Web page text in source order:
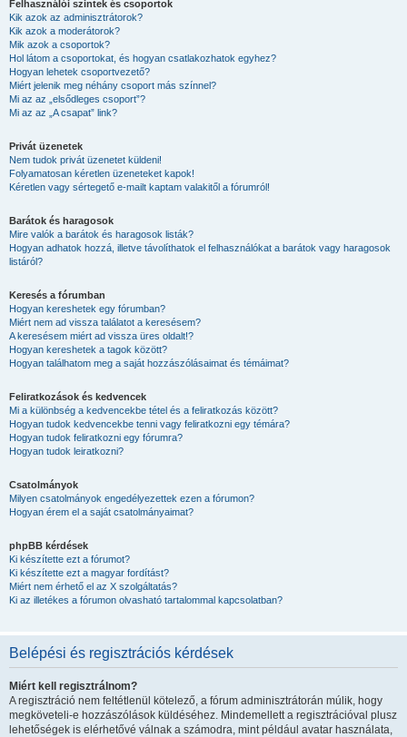
Felhasználói szintek és csoportok
Kik azok az adminisztrátorok?
Kik azok a moderátorok?
Mik azok a csoportok?
Hol látom a csoportokat, és hogyan csatlakozhatok egyhez?
Hogyan lehetek csoportvezető?
Miért jelenik meg néhány csoport más színnel?
Mi az az „elsődleges csoport”?
Mi az az „A csapat” link?
Privát üzenetek
Nem tudok privát üzenetet küldeni!
Folyamatosan kéretlen üzeneteket kapok!
Kéretlen vagy sértegető e-mailt kaptam valakitől a fórumról!
Barátok és haragosok
Mire valók a barátok és haragosok listák?
Hogyan adhatok hozzá, illetve távolíthatok el felhasználókat a barátok vagy haragosok
listáról?
Keresés a fórumban
Hogyan kereshetek egy fórumban?
Miért nem ad vissza találatot a keresésem?
A keresésem miért ad vissza üres oldalt!?
Hogyan kereshetek a tagok között?
Hogyan találhatom meg a saját hozzászólásaimat és témáimat?
Feliratkozások és kedvencek
Mi a különbség a kedvencekbe tétel és a feliratkozás között?
Hogyan tudok kedvencekbe tenni vagy feliratkozni egy témára?
Hogyan tudok feliratkozni egy fórumra?
Hogyan tudok leiratkozni?
Csatolmányok
Milyen csatolmányok engedélyezettek ezen a fórumon?
Hogyan érem el a saját csatolmányaimat?
phpBB kérdések
Ki készítette ezt a fórumot?
Ki készítette ezt a magyar fordítást?
Miért nem érhető el az X szolgáltatás?
Ki az illetékes a fórumon olvasható tartalommal kapcsolatban?
Belépési és regisztrációs kérdések
Miért kell regisztrálnom?
A regisztráció nem feltétlenül kötelező, a fórum adminisztrátorán múlik, hogy
megköveteli-e hozzászólások küldéséhez. Mindemellett a regisztrációval plusz
lehetőségek is elérhetővé válnak a számodra, mint például avatar használata,